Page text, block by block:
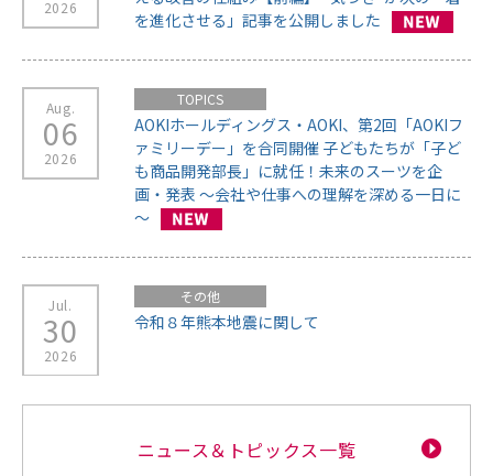
ニュース＆トピックス一覧